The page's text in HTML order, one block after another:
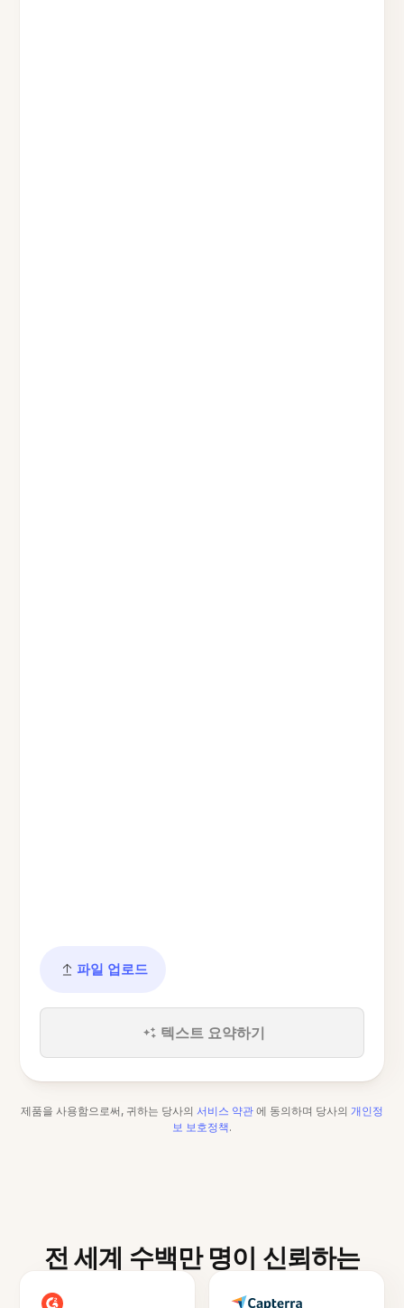
파일 업로드
텍스트 요약하기
제품을 사용함으로써, 귀하는 당사의 서비스 약관 에 동의하며 당사의 개인정
보 보호정책.
전 세계 수백만 명이 신뢰하는